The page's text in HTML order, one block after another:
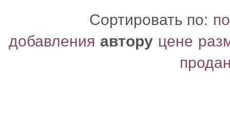
Сортировать по:
добавления автору цене